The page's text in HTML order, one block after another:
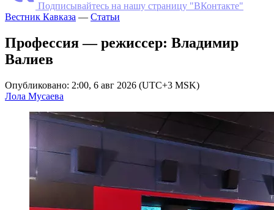
Подписывайтесь на нашу страницу "ВКонтакте"
Вестник Кавказа — Статьи
Профессия — режиссер: Владимир
Валиев
Опубликовано: 2:00, 6 авг 2026 (UTC+3 MSK)
Лола Мусаева